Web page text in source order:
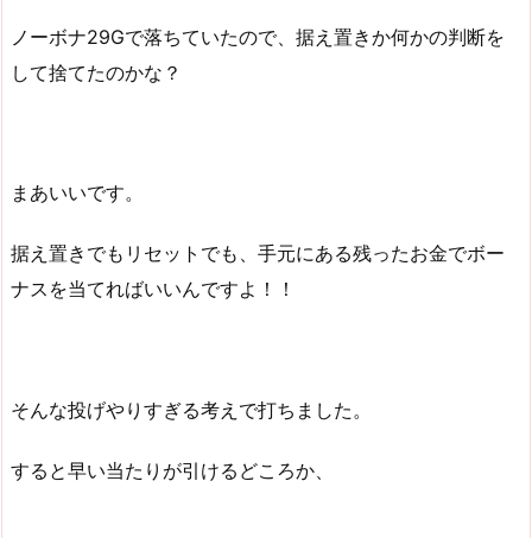
ノーボナ29Gで落ちていたので、据え置きか何かの判断を
して捨てたのかな？
まあいいです。
据え置きでもリセットでも、手元にある残ったお金でボー
ナスを当てればいいんですよ！！
そんな投げやりすぎる考えで打ちました。
すると早い当たりが引けるどころか、